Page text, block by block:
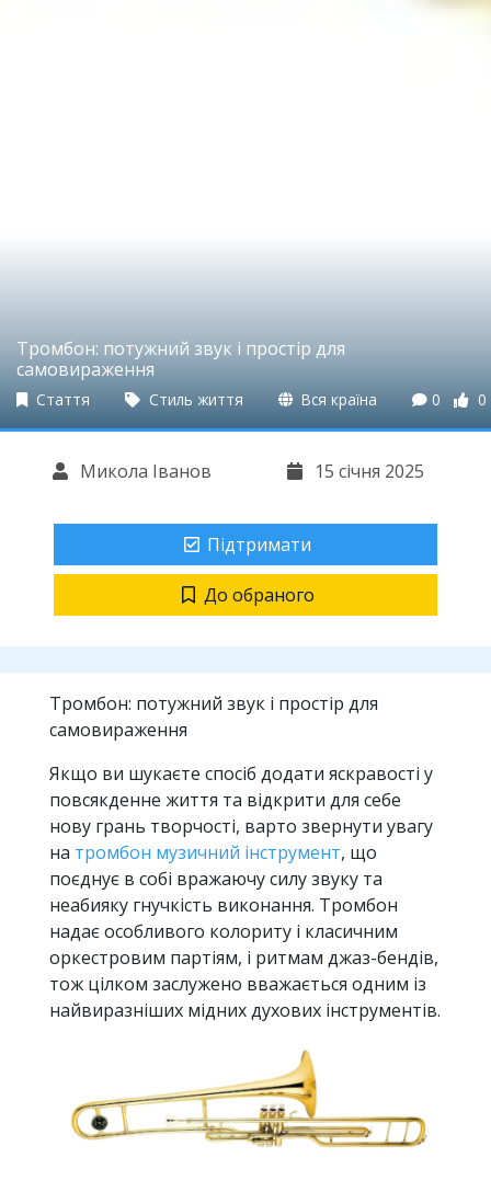
Тромбон: потужний звук і простір для
самовираження
Стаття Стиль життя Вся країна 0 0
Микола Іванов 15 січня 2025
Підтримати
До обраного
Тромбон: потужний звук і простір для
самовираження
Якщо ви шукаєте спосіб додати яскравості у
повсякденне життя та відкрити для себе
нову грань творчості, варто звернути увагу
на тромбон музичний інструмент, що
поєднує в собі вражаючу силу звуку та
неабияку гнучкість виконання. Тромбон
надає особливого колориту і класичним
оркестровим партіям, і ритмам джаз-бендів,
тож цілком заслужено вважається одним із
найвиразніших мідних духових інструментів.